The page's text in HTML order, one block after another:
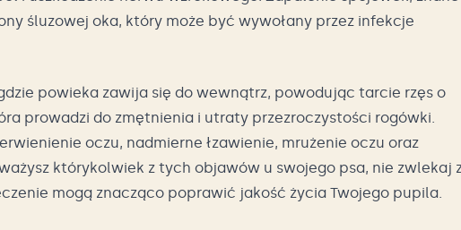
śluzowej oka, który może być wywołany przez infekcje
powieka zawija się do wewnątrz, powodując tarcie rzęs o
prowadzi do zmętnienia i utraty przezroczystości rogówki.
oczu, nadmierne łzawienie, mrużenie oczu oraz
którykolwiek z tych objawów u swojego psa, nie zwlekaj
mogą znacząco poprawić jakość życia Twojego pupila.